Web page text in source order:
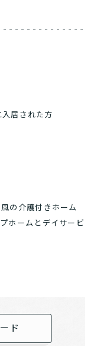
居された方
の介護付きホーム
ホームとデイサービ
ド